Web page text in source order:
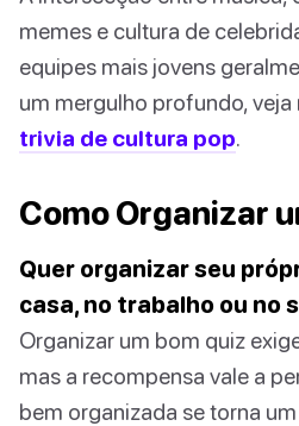
memes e cultura de
equipes mais jovens
um mergulho profundo,
trivia de cultura pop.
Como Organizar
Quer organizar seu
casa, no trabalho ou no
Organizar um bom quiz
mas a recompensa vale a
bem organizada se torna